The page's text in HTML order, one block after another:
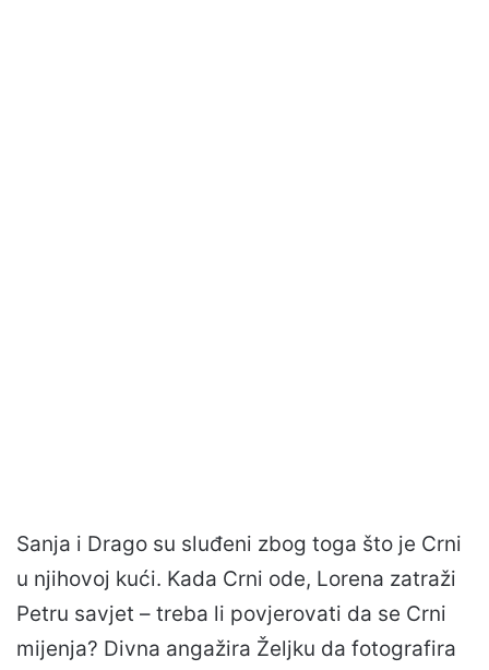
Sanja i Drago su sluđeni zbog toga što je Crni
u njihovoj kući. Kada Crni ode, Lorena zatraži
Petru savjet – treba li povjerovati da se Crni
mijenja? Divna angažira Željku da fotografira